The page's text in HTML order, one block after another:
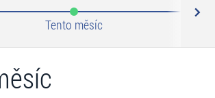
Tento měsíc